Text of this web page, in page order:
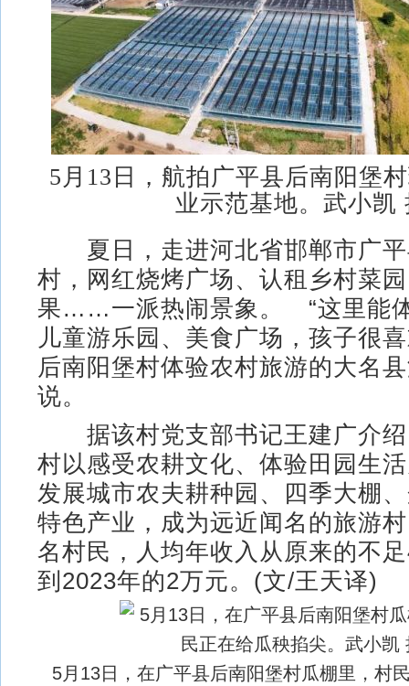
5月13日，航拍广平县后南阳堡
业示范基地。武小凯
夏日，走进河北省邯郸市广平
村，网红烧烤广场、认租乡村菜
果……一派热闹景象。 “这里能
儿童游乐园、美食广场，孩子很
后南阳堡村体验农村旅游的大名
说。
据该村党支部书记王建广介绍
村以感受农耕文化、体验田园生
发展城市农夫耕种园、四季大棚
特色产业，成为远近闻名的旅游
名村民，人均年收入从原来的不
到2023年的2万元。(文/王天译)
5月13日，在广平县后南阳堡村瓜棚里，村